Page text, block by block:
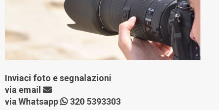
Inviaci foto e segnalazioni
via email
via Whatsapp
320 5393303